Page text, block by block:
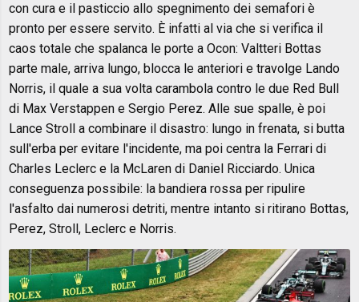
con cura e il pasticcio allo spegnimento dei semafori è
pronto per essere servito. È infatti al via che si verifica il
caos totale che spalanca le porte a Ocon: Valtteri Bottas
parte male, arriva lungo, blocca le anteriori e travolge Lando
Norris, il quale a sua volta carambola contro le due Red Bull
di Max Verstappen e Sergio Perez. Alle sue spalle, è poi
Lance Stroll a combinare il disastro: lungo in frenata, si butta
sull'erba per evitare l'incidente, ma poi centra la Ferrari di
Charles Leclerc e la McLaren di Daniel Ricciardo. Unica
conseguenza possibile: la bandiera rossa per ripulire
l'asfalto dai numerosi detriti, mentre intanto si ritirano Bottas,
Perez, Stroll, Leclerc e Norris.